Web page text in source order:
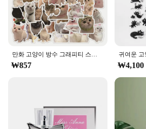
Features:
**Effortless Application and
Our Miss Cat Tattoo Stickers are
of use, making them an ideal
beginners and seasoned tattoo
adhesive paper ensures a secure fit
while the sticker's design allows
your wrist or a bold statement to
stickers can be applied to a variety
including arms, legs, and even the
만화 고양이 방수 그래피티 스티커, 미적 장식 러기지 컵, 기타 노트북 전화 노트북, 어린이 스티커, 10 개, 30 개, 60 개
₩857 ₩4,100